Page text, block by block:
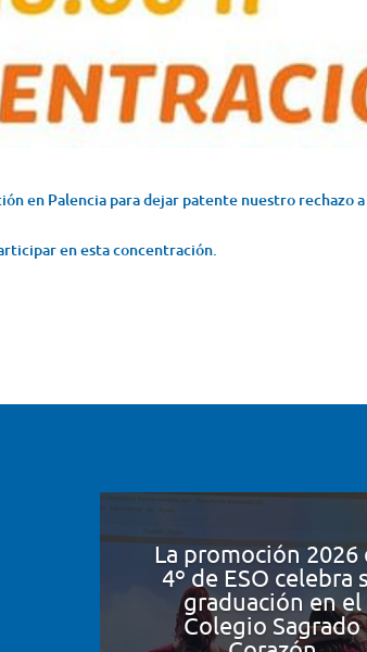
en Palencia para dejar patente nuestro rechazo
en esta concentración.
La promoción 2026
4º de ESO celebra
graduación en el
Colegio Sagrado